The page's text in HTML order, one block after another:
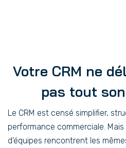
Votre CRM ne
pas tout
Le CRM est censé simplifier,
performance commerciale.
d’équipes rencontrent les